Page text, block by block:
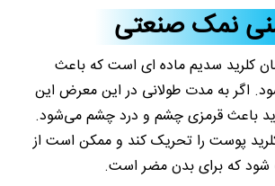
نمک صنعتی
کلرید سدیم ماده ای است که باعث
اگر به مدت طولانی در این معرض این
باعث قرمزی چشم و درد چشم می‌شود.
پوست را تحریک کند و ممکن است از
که برای بدن مضر است.